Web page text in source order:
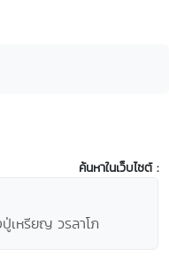
ค้นหาในเว็บไซต์ :
เหรียญ วรลาโภ